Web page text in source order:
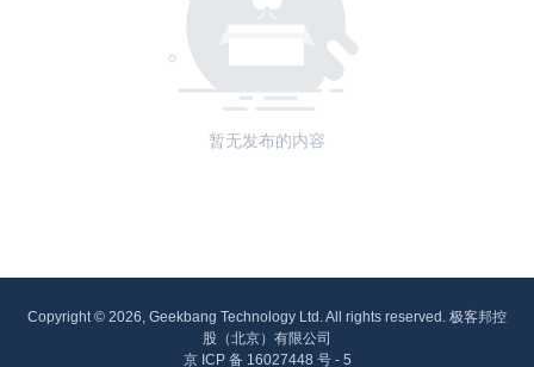
暂无发布的内容
Copyright © 2026, Geekbang Technology Ltd. All rights reserved. 极客邦控
股（北京）有限公司
京 ICP 备 16027448 号 - 5